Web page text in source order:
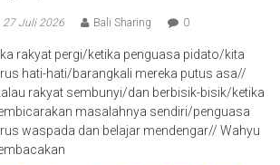
27 Juli 2026 Bali Sharing 0
rakyat pergi/ketika penguasa pidato/kita
hati-hati/barangkali mereka putus asa//
rakyat sembunyi/dan berbisik-bisik/ketika
masalahnya sendiri/penguasa
waspada dan belajar mendengar// Wahyu